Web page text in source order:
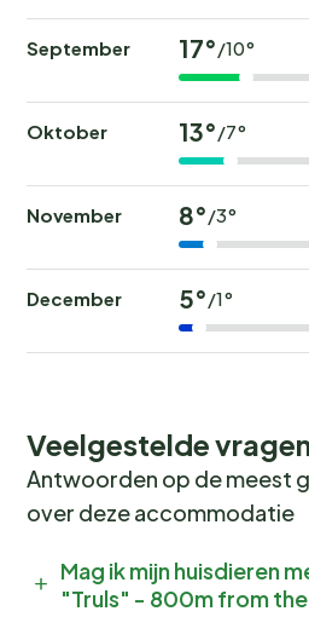
September 17°/10°
Oktober 13°/7°
November 8°/3°
December 5°/1°
Veelgestelde
Antwoorden op de meest
over deze accommodatie
Mag ik mijn huisdieren
"Truls" - 800m from the